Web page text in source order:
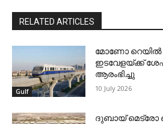
RELATED ARTICLES
Gulf
മോണോ
ഇടവേളയ്ക്ക്
ആരംഭിച്ചു
10 July 2026
ദുബായ്